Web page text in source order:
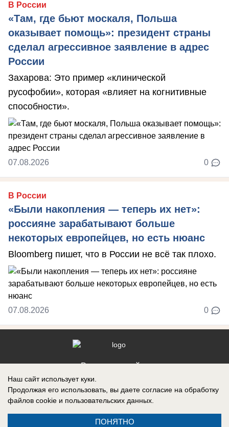
В России
«Там, где бьют москаля, Польша
оказывает помощь»: президент страны
сделал агрессивное заявление в адрес
России
Захарова: Это пример «клинической
русофобии», которая «влияет на когнитивные
способности».
07.08.2026 0
В России
«Были накопления — теперь их нет»:
россияне зарабатывают больше
некоторых европейцев, но есть нюанс
Bloomberg пишет, что в России не всё так плохо.
07.08.2026 0
Реклама на сайте
Наш сайт использует куки.
Продолжая его использовать, вы даете согласие на обработку
файлов cookie и пользовательских данных.
ПОНЯТНО